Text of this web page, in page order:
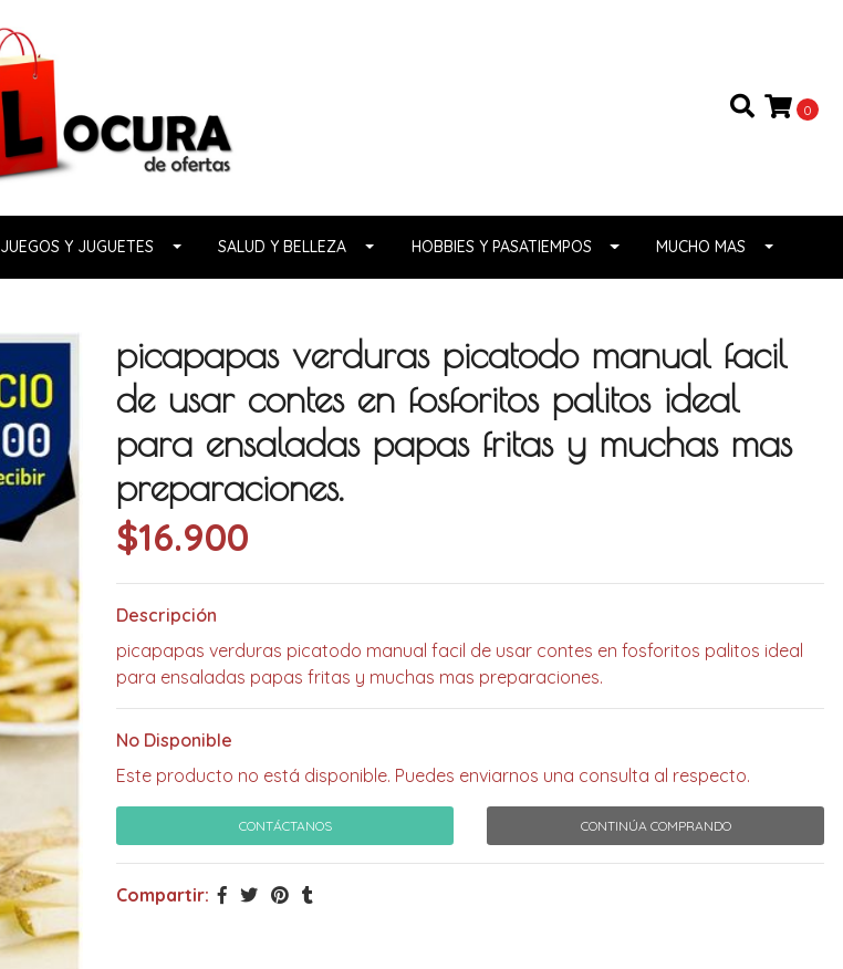
0
JUEGOS Y JUGUETES SALUD Y BELLEZA HOBBIES Y PASATIEMPOS MUCHO MAS
picapapas verduras picatodo manual facil
de usar contes en fosforitos palitos ideal
para ensaladas papas fritas y muchas mas
preparaciones.
$16.900
Descripción
picapapas verduras picatodo manual facil de usar contes en fosforitos palitos ideal
para ensaladas papas fritas y muchas mas preparaciones.
No Disponible
Este producto no está disponible. Puedes enviarnos una consulta al respecto.
CONTÁCTANOS CONTINÚA COMPRANDO
Compartir: